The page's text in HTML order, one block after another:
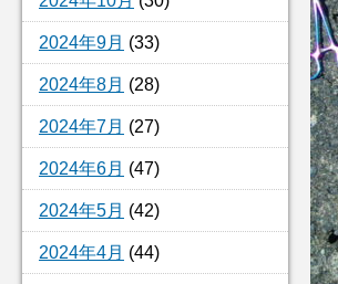
2024年9月 (33)
2024年8月 (28)
2024年7月 (27)
2024年6月 (47)
2024年5月 (42)
2024年4月 (44)